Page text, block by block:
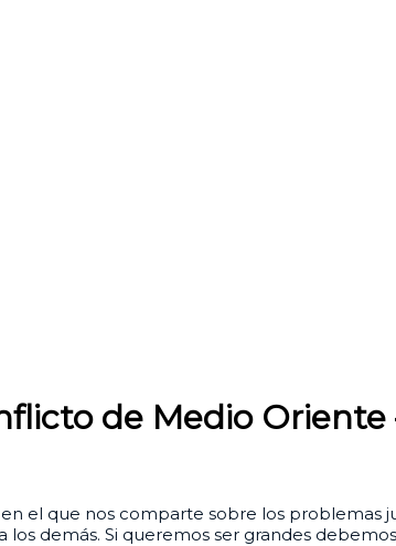
de Medio Oriente
el que nos comparte sobre los problemas
demás. Si queremos ser grandes